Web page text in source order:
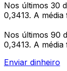
Nos últimos 30
0,3413. A
Nos últimos 90
0,3413. A
Enviar dinheiro